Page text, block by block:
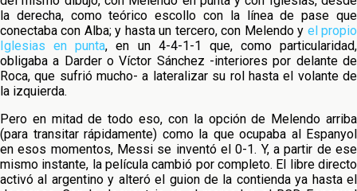
la derecha, como teórico escollo con la línea de pase que
conectaba con Alba; y hasta un tercero, con Melendo y el propio
Iglesias en punta, en un 4-4-1-1 que, como particularidad,
obligaba a Darder o Víctor Sánchez -interiores por delante de
Roca, que sufrió mucho- a lateralizar su rol hasta el volante de
la izquierda.
Pero en mitad de todo eso, con la opción de Melendo arriba
(para transitar rápidamente) como la que ocupaba al Espanyol
en esos momentos, Messi se inventó el 0-1. Y, a partir de ese
mismo instante, la película cambió por completo. El libre directo
activó al argentino y alteró el guion de la contienda ya hasta el